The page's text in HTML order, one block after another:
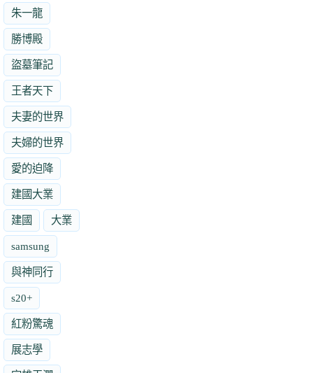
朱一龍
勝博殿
盜墓筆記
王者天下
夫妻的世界
夫婦的世界
愛的迫降
建國大業
建國 大業
samsung
與神同行
s20+
紅粉驚魂
展志學